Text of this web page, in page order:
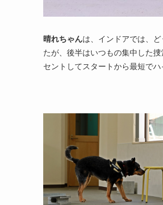
晴れちゃんは、インドアでは、
たが、後半はいつもの集中した
セントしてスタートから最短で